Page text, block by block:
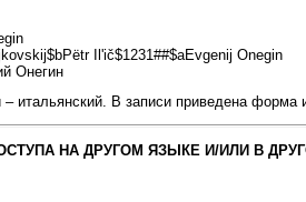
Il'ič$1231##$aEvgenij Onegin
Онегин
– итальянский. В записи приведена
НА ДРУГОМ ЯЗЫКЕ И/ИЛИ В